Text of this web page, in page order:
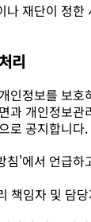
나 재단이 정한
리
인정보를 보호
과 개인정보
로 공지합니다.
침'에서 언급하
책임자 및 담